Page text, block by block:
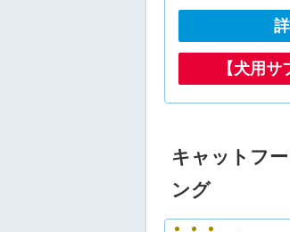
【犬用サ
キャットフ
ング